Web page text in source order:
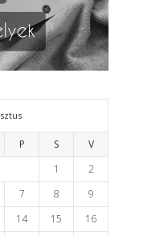
P S
V
1
2
7 8
9
14 15
16